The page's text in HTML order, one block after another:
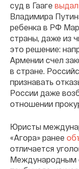
суд в Гааге выдал
Владимира
ребенка в РФ
страны, даже из
это решение:
Армении счел
в стране.
признавать
России даже
отношении
Юристы
«Агора» ранее
отличается
Международным